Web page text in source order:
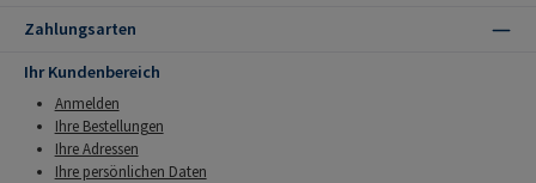
Zahlungsarten
Ihr Kundenbereich
Anmelden
Ihre Bestellungen
Ihre Adressen
Ihre persönlichen Daten